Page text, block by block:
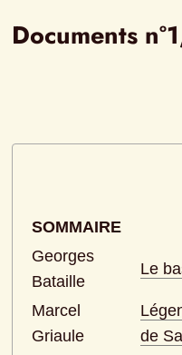
Documents
SOMMAIRE
Georges
Bataille
Le
Marcel
Griaule
de